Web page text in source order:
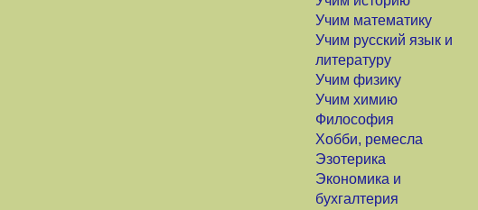
Учим математику
Учим русский язык и
литературу
Учим физику
Учим химию
Философия
Хобби, ремесла
Эзотерика
Экономика и
бухгалтерия